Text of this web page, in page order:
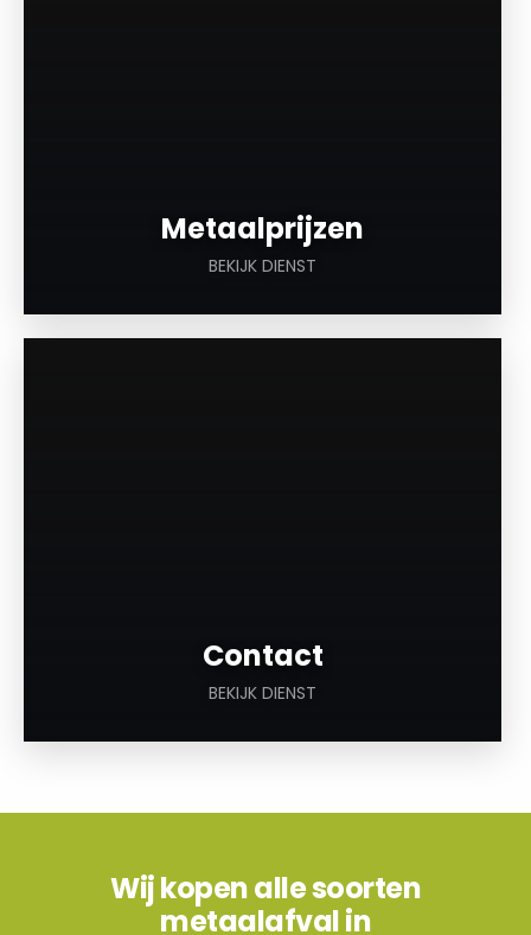
Metaalprijzen
BEKIJK DIENST
Contact
BEKIJK DIENST
Wij kopen alle soorten
metaalafval in